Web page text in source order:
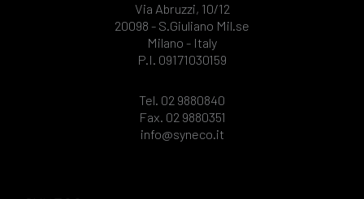
Via Abruzzi, 10/12
20098 - S.Giuliano Mil.se
Milano - Italy
P.I. 09171030159
Tel. 02 9880840
Fax. 02 9880351
info@syneco.it